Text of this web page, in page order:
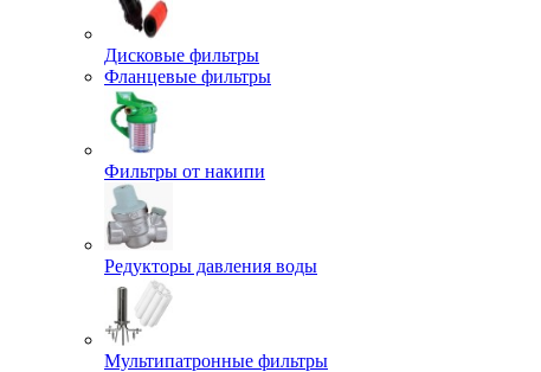
Дисковые фильтры
Фланцевые фильтры
Фильтры от накипи
Редукторы давления воды
Мультипатронные фильтры